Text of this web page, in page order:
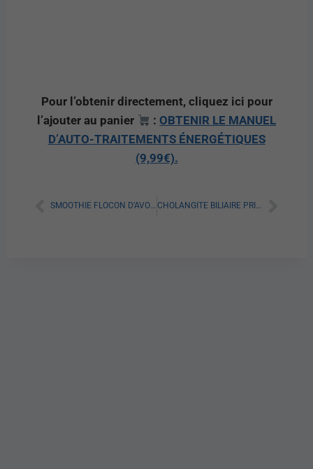
Pour l’obtenir directement, cliquez ici pour
l’ajouter au panier
: OBTENIR LE MANUEL
D’AUTO-TRAITEMENTS ÉNERGÉTIQUES
(9,99€).
SMOOTHIE FLOCON D’AVOINE REGIME : TOUT SAVOIR CHOLANGITE BILIAIRE PRIMITIVE : QUEL RÉGIME ALIMENTAIRE ADOPTER ?